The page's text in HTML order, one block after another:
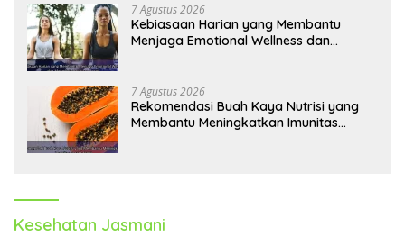
7 Agustus 2026
Kebiasaan Harian yang Membantu
Menjaga Emotional Wellness dan
7 Agustus 2026
Rekomendasi Buah Kaya Nutrisi yang
Membantu Meningkatkan Imunitas
Kesehatan Jasmani